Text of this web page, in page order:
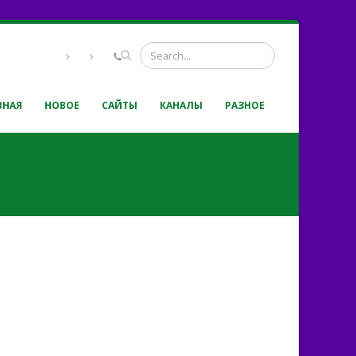
НОВОЕ САЙТЫ КАНАЛЫ РАЗНОЕ